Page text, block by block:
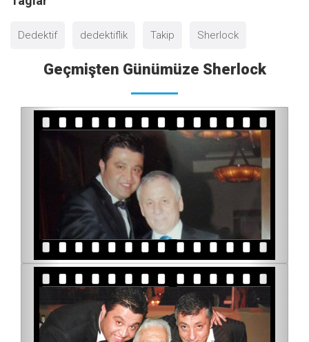
Dedektif dedektiflik Takip Sherlock
Geçmişten Günümüze Sherlock